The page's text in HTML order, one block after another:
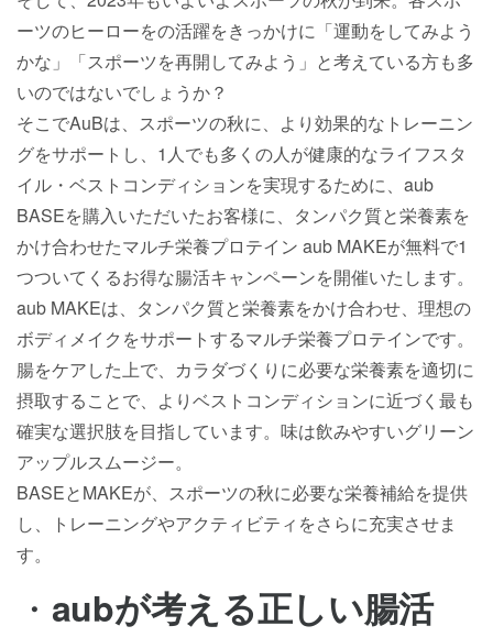
ーツのヒーローをの活躍をきっかけに「運動をしてみよう
かな」「スポーツを再開してみよう」と考えている方も多
いのではないでしょうか？
そこでAuBは、スポーツの秋に、より効果的なトレーニン
グをサポートし、1人でも多くの人が健康的なライフスタ
イル・ベストコンディションを実現するために、aub
BASEを購入いただいたお客様に、タンパク質と栄養素を
かけ合わせたマルチ栄養プロテイン aub MAKEが無料で1
つついてくるお得な腸活キャンペーンを開催いたします。
aub MAKEは、タンパク質と栄養素をかけ合わせ、理想の
ボディメイクをサポートするマルチ栄養プロテインです。
腸をケアした上で、カラダづくりに必要な栄養素を適切に
摂取することで、よりベストコンディションに近づく最も
確実な選択肢を目指しています。味は飲みやすいグリーン
アップルスムージー。
BASEとMAKEが、スポーツの秋に必要な栄養補給を提供
し、トレーニングやアクティビティをさらに充実させま
す。
・ aubが考える正しい腸活